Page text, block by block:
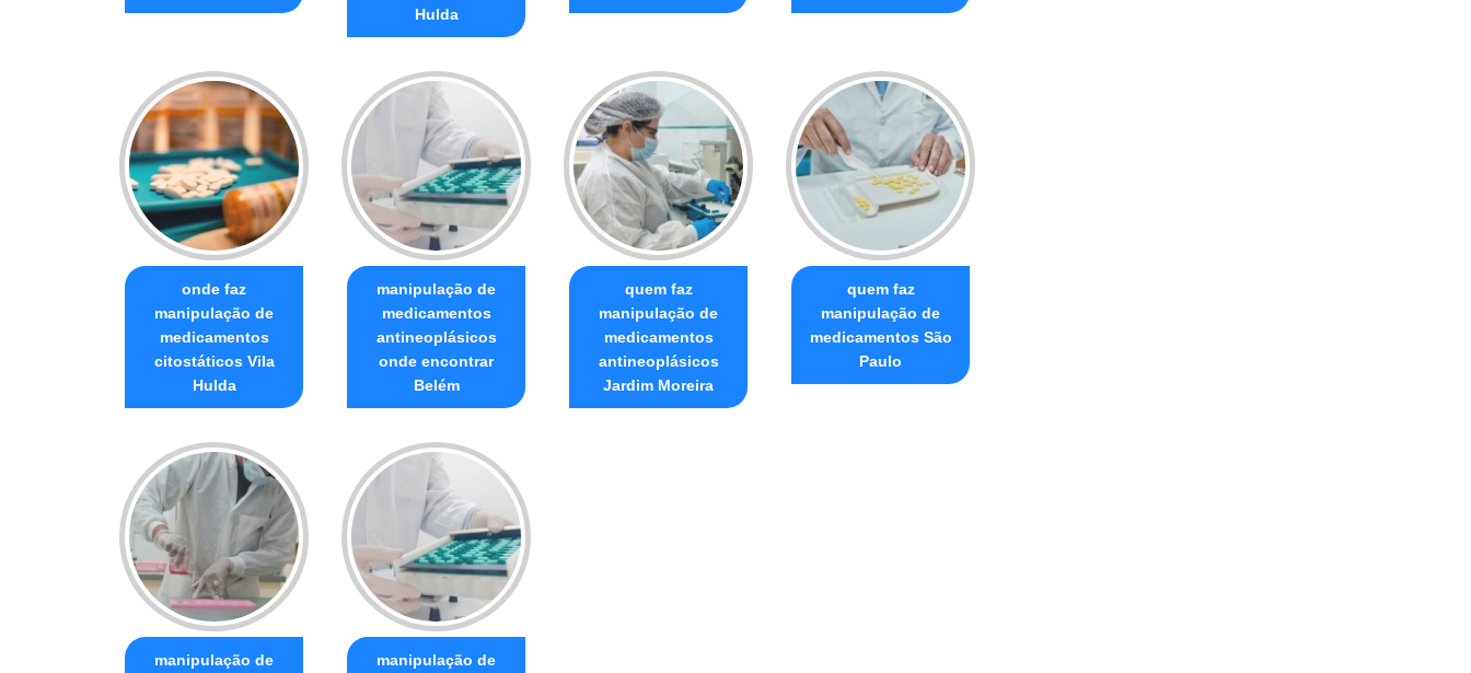
Hulda
onde faz
manipulação de
medicamentos
citostáticos Vila
Hulda
manipulação de
medicamentos
antineoplásicos
onde encontrar
Belém
quem faz
manipulação de
medicamentos
antineoplásicos
Jardim Moreira
quem faz
manipulação de
medicamentos São
Paulo
manipulação de
manipulação de